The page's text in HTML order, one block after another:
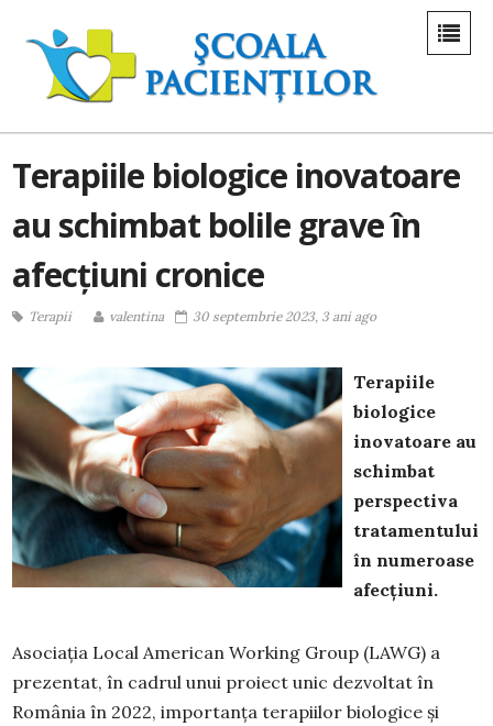
Terapiile biologice inovatoare
au schimbat bolile grave în
afecțiuni cronice
Terapii valentina 30 septembrie 2023, 3 ani ago
Terapiile
biologice
inovatoare au
schimbat
perspectiva
tratamentului
în numeroase
afecțiuni.
Asociația Local American Working Group (LAWG) a
prezentat, în cadrul unui proiect unic dezvoltat în
România în 2022, importanța terapiilor biologice și